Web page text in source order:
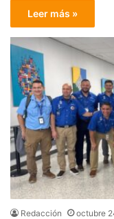
Leer más »
Redacción octubre